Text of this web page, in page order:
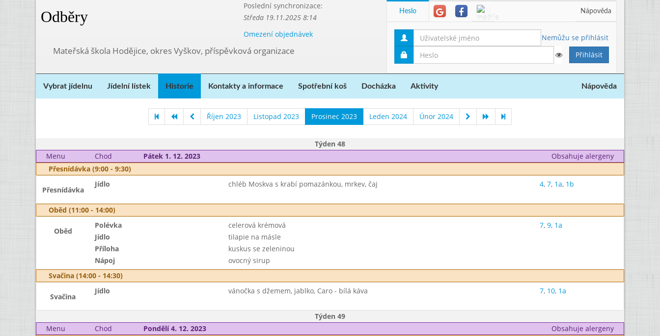
Odběry
Poslední synchronizace:
Středa 19.11.2025 8:14
Omezení objednávek
Mateřská škola Hodějice, okres Vyškov, příspěvková organizace
Heslo Nápověda
Nemůžu se přihlásit
Vybrat jídelnu Jídelní lístek Historie Kontakty a informace Spotřební koš Docházka Aktivity Nápověda
Říjen 2023 Listopad 2023 Prosinec 2023 Leden 2024 Únor 2024
Týden 48
Menu
Chod Pátek 1. 12. 2023
Obsahuje alergeny
Přesnídávka (9:00 - 9:30)
Přesnídávka
Jídlo chléb Moskva s krabí pomazánkou, mrkev, čaj 4, 7, 1a, 1b
Oběd (11:00 - 14:00)
Oběd
Polévka celerová krémová 7, 9, 1a
Jídlo
tilapie na másle
Příloha
kuskus se zeleninou
Nápoj
ovocný sirup
Svačina (14:00 - 14:30)
Svačina
Jídlo vánočka s džemem, jablko, Caro - bílá káva 7, 10, 1a
Týden 49
Menu
Chod Pondělí 4. 12. 2023
Obsahuje alergeny